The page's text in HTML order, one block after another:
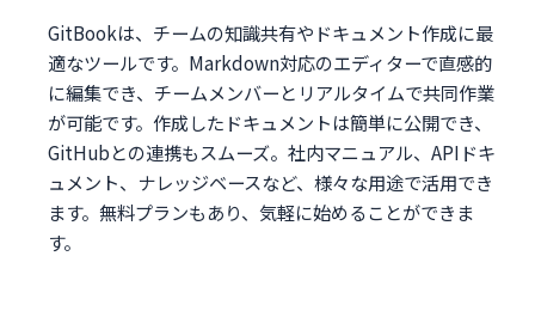
GitBookは、チームの知識共有やドキュメント作成に最
適なツールです。Markdown対応のエディターで直感的
に編集でき、チームメンバーとリアルタイムで共同作業
が可能です。作成したドキュメントは簡単に公開でき、
GitHubとの連携もスムーズ。社内マニュアル、APIドキ
ュメント、ナレッジベースなど、様々な用途で活用でき
ます。無料プランもあり、気軽に始めることができま
す。